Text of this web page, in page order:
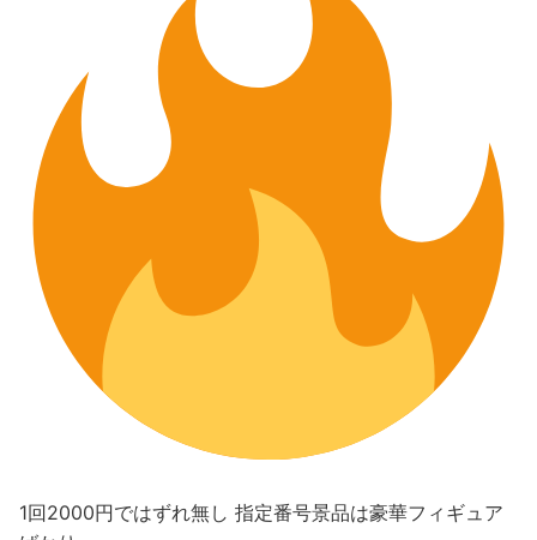
1回2000円ではずれ無し 指定番号景品は豪華フィギュア